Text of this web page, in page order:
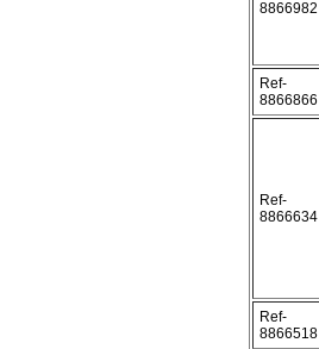
8866982
Ref-
8866866
Ref-
8866634
Ref-
8866518